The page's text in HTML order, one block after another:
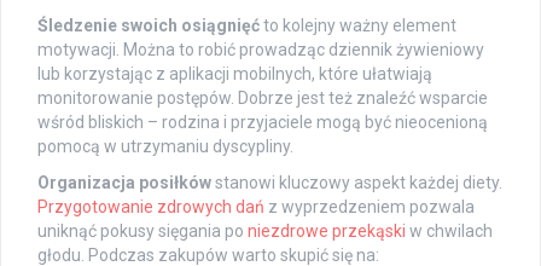
Śledzenie swoich osiągnięćto kolejny ważny element
motywacji. Można to robić prowadząc dziennik żywieniowy
lub korzystając z aplikacji mobilnych, które ułatwiają
monitorowanie postępów. Dobrze jest też znaleźć wsparcie
wśród bliskich – rodzina i przyjaciele mogą być nieocenioną
pomocą w utrzymaniu dyscypliny.
Organizacja posiłkówstanowi kluczowy aspekt każdej diety.
Przygotowanie zdrowych dań z wyprzedzeniem pozwala
uniknąć pokusy sięgania po niezdrowe przekąski w chwilach
głodu. Podczas zakupów warto skupić się na: